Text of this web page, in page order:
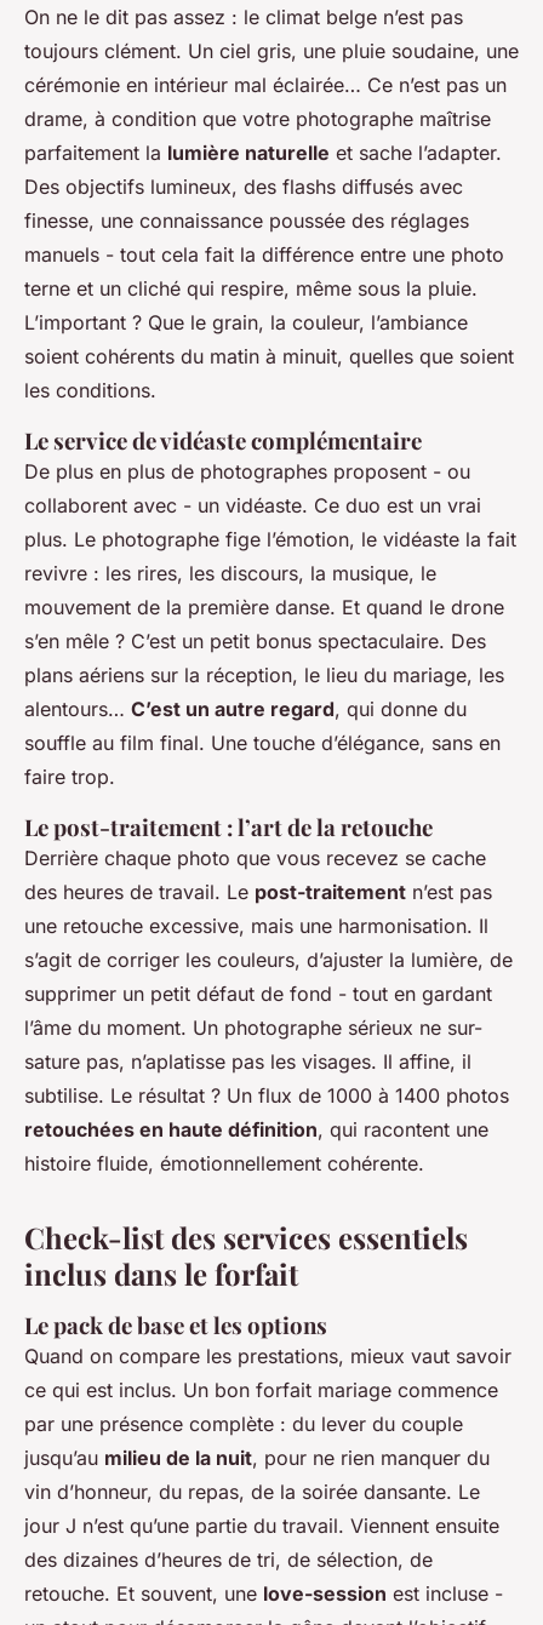
On ne le dit pas assez : le climat belge n’est pas
toujours clément. Un ciel gris, une pluie soudaine, une
cérémonie en intérieur mal éclairée… Ce n’est pas un
drame, à condition que votre photographe maîtrise
parfaitement la lumière naturelle et sache l’adapter.
Des objectifs lumineux, des flashs diffusés avec
finesse, une connaissance poussée des réglages
manuels - tout cela fait la différence entre une photo
terne et un cliché qui respire, même sous la pluie.
L’important ? Que le grain, la couleur, l’ambiance
soient cohérents du matin à minuit, quelles que soient
les conditions.
Le service de vidéaste complémentaire
De plus en plus de photographes proposent - ou
collaborent avec - un vidéaste. Ce duo est un vrai
plus. Le photographe fige l’émotion, le vidéaste la fait
revivre : les rires, les discours, la musique, le
mouvement de la première danse. Et quand le drone
s’en mêle ? C’est un petit bonus spectaculaire. Des
plans aériens sur la réception, le lieu du mariage, les
alentours… C’est un autre regard, qui donne du
souffle au film final. Une touche d’élégance, sans en
faire trop.
Le post-traitement : l’art de la retouche
Derrière chaque photo que vous recevez se cache
des heures de travail. Le post-traitement n’est pas
une retouche excessive, mais une harmonisation. Il
s’agit de corriger les couleurs, d’ajuster la lumière, de
supprimer un petit défaut de fond - tout en gardant
l’âme du moment. Un photographe sérieux ne sur-
sature pas, n’aplatisse pas les visages. Il affine, il
subtilise. Le résultat ? Un flux de 1000 à 1400 photos
retouchées en haute définition, qui racontent une
histoire fluide, émotionnellement cohérente.
Check-list des services essentiels
inclus dans le forfait
Le pack de base et les options
Quand on compare les prestations, mieux vaut savoir
ce qui est inclus. Un bon forfait mariage commence
par une présence complète : du lever du couple
jusqu’au milieu de la nuit, pour ne rien manquer du
vin d’honneur, du repas, de la soirée dansante. Le
jour J n’est qu’une partie du travail. Viennent ensuite
des dizaines d’heures de tri, de sélection, de
retouche. Et souvent, une love-session est incluse -